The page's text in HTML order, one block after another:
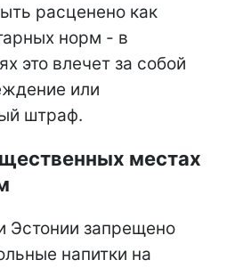
расценено как
норм - в
это влечет за собой
или
штраф.
местах
Эстонии запрещено
напитки на